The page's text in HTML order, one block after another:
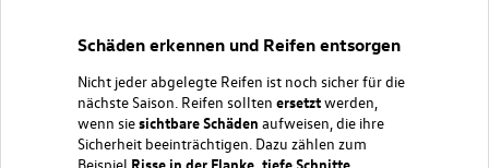
Schäden erkennen und Reifen entsorgen
Nicht jeder abgelegte Reifen ist noch sicher für die
nächste Saison. Reifen sollten ersetztwerden,
wenn siesichtbareSchäden aufweisen, die ihre
Sicherheit beeinträchtigen. Dazu zählen zum
Beispiel Risse in der Flanke, tiefe Schnitte,